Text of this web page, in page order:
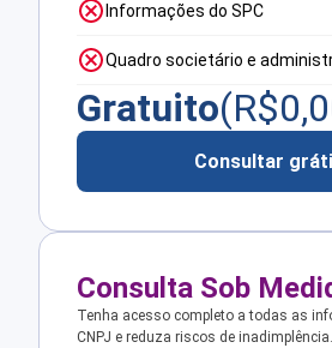
Informações do SPC
Quadro societário e
Gratuito(R$
Consultar
Consulta Sob
Tenha acesso completo a todas as
CNPJ e reduza riscos de inadimplência.